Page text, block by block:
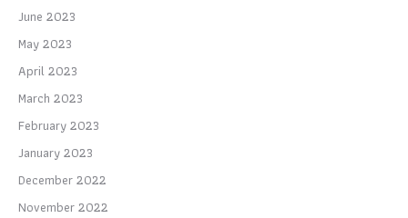
June 2023
May 2023
April 2023
March 2023
February 2023
January 2023
December 2022
November 2022